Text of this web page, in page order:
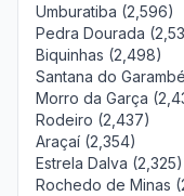
Umburatiba (2,596)
Pedra Dourada
Biquinhas (2,498)
Santana do
Morro da Garça
Rodeiro (2,437)
Araçaí (2,354)
Estrela Dalva (2,325)
Rochedo de Minas